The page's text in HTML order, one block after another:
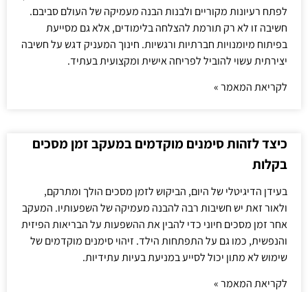
לפתח רעיונות מקוריים ולבנות הבנה מעמיקה של העולם סביבם.
חשיבה זו לא רק תורמת להצלחה בלימודים, אלא גם מסייעת
בפיתוח מיומנויות חברתיות ורגשיות. חינוך המעניק דגש על חשיבה
יצירתית עשוי להוביל לפריחה אישית ומקצועית בעתיד.
לקריאת המאמר »
כיצד לזהות סימנים מוקדמים במעקב זמן מסכים
בקלות
בעידן הדיגיטלי של היום, הביקוש לזמן מסכים הולך ומתרקם,
ולאור זאת יש חשיבות רבה להבנה מעמיקה של השפעותיו. המעקב
אחר זמן מסכים חיוני כדי להבין את ההשפעות על הבריאות הפיזית
והנפשית, כמו גם על התפתחות הילד. זיהוי סימנים מוקדמים של
שימוש לא מתון יכול לסייע במניעת בעיות עתידיות.
לקריאת המאמר »